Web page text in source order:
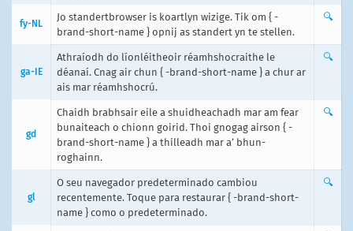
fy-NL
Jo standertbrowser is koartlyn wizige. Tik om { -
brand-short-name } opnij as standert yn te stellen.
🔍
ga-IE
Athraíodh do líonléitheoir réamhshocraithe le
déanaí. Cnag air chun { -brand-short-name } a chur ar
ais mar réamhshocrú.
🔍
gd
Chaidh brabhsair eile a shuidheachadh mar am fear
bunaiteach o chionn goirid. Thoi gnogag airson { -
brand-short-name } a thilleadh mar a’ bhun-
roghainn.
🔍
gl
O seu navegador predeterminado cambiou
recentemente. Toque para restaurar { -brand-short-
name } como o predeterminado.
🔍